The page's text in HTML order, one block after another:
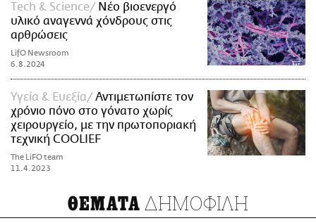
Τech & Science
Νέο βιοενεργό
υλικό αναγεννά χόνδρους στις
αρθρώσεις
LifO Newsroom
6.8.2024
Υγεία & Ευεξία
Αντιμετωπίστε τον
χρόνιο πόνο στο γόνατο χωρίς
χειρουργείο, με την πρωτοποριακή
τεχνική COOLIEF
The LiFO team
11.4.2023
ΘΕΜΑΤΑ ΔΗΜΟΦΙΛΗ